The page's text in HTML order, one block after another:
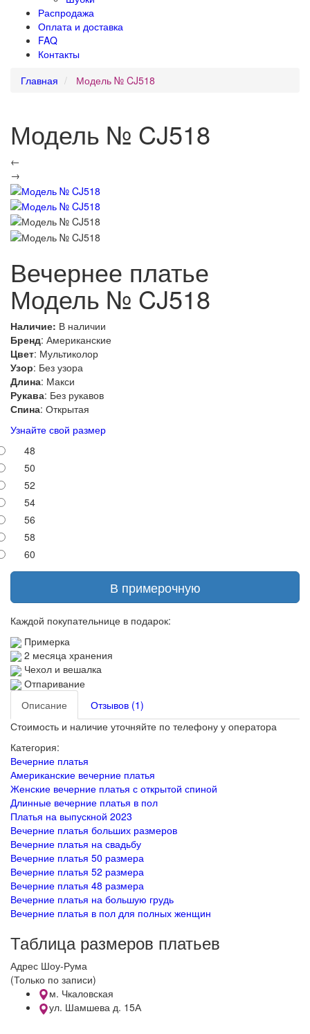
Распродажа
Оплата и доставка
FAQ
Контакты
Главная
Модель № CJ518
Модель № CJ518
←
→
Вечернее платье
Модель № CJ518
Наличие: В наличии
Бренд: Американские
Цвет: Мультиколор
Узор: Без узора
Длина: Макси
Рукава: Без рукавов
Спина: Открытая
Узнайте свой размер
48
50
52
54
56
58
60
В примерочную
Каждой покупательнице в подарок:
Примерка
2 месяца хранения
Чехол и вешалка
Отпаривание
Описание
Отзывов (1)
Стоимость и наличие уточняйте по телефону у оператора
Категория:
Вечерние платья
Американские вечерние платья
Женские вечерние платья с открытой спиной
Длинные вечерние платья в пол
Платья на выпускной 2023
Вечерние платья больших размеров
Вечерние платья на свадьбу
Вечерние платья 50 размера
Вечерние платья 52 размера
Вечерние платья 48 размера
Вечерние платья на большую грудь
Вечерние платья в пол для полных женщин
Таблица размеров платьев
Адрес Шоу-Рума
(Только по записи)
м. Чкаловская
ул. Шамшева д. 15А